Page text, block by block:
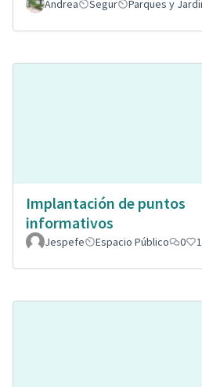
Andrea Segur Parques y
Implantación de puntos
informativos
Jespefe Espacio Público 0 1